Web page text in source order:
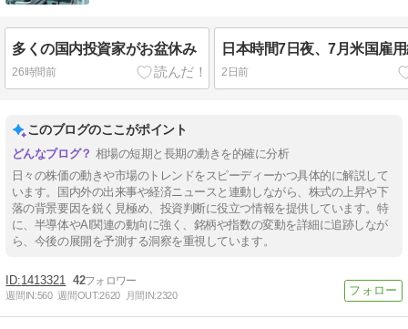
多くの国内投資家がお盆休み
26時間前
日本時間7日夜、7月米国雇
2日前
このブログのここがポイント
相場の短期と長期の動きを的確に分析
日々の株価の動きや市場のトレンドをスピーディーかつ具体的に解説して
います。国内外の出来事や経済ニュースと連動しながら、株式の上昇や下
落の背景要因を鋭く見極め、投資判断に役立つ情報を提供しています。特
に、半導体やAI関連の動向に強く、銘柄や指数の変動を詳細に追跡しなが
ら、今後の展開を予測する洞察を重視しています。
1413321 42
週間IN:560 週間OUT:2620 月間IN:2320